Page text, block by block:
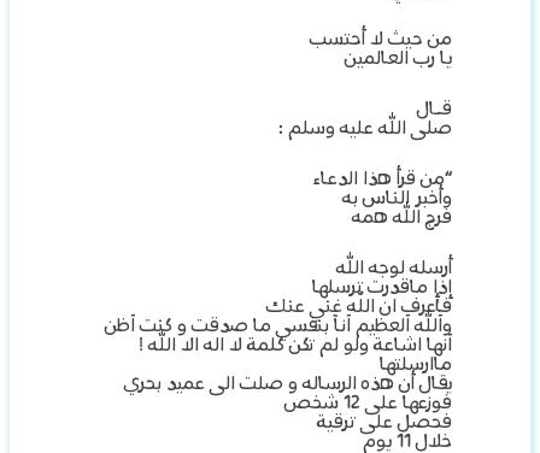
من حيث لا أحتسب
يا رب العالمين
قـال
صلى الله عليه وسلم :
“من قرأ هذا الدعاء
وأخبر الناس به
فرج الله همه
أرسله لوجه الله
إذا ماقدرت ترسلها
فأعرف ان اللٌه غني عنك
وآلله آلعظيم آنآ بنفسي ما صدقت و كنت آظن
آنها اشاعة ولو لم تكن كلمة لا اله الا الله !
ماارسلتها
يقال أن هذه الرساله و صلت الى عميد بحري
فوزعها على 12 شخص
فحصل على ترقية
خلال 11 يوم